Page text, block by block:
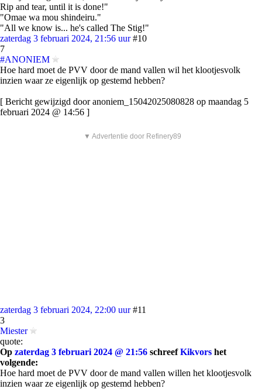
Rip and tear, until it is done!"
"Omae wa mou shindeiru."
"All we know is... he's called The Stig!"
zaterdag 3 februari 2024, 21:56 uur #10
7
#ANONIEM
Hoe hard moet de PVV door de mand vallen wil het klootjesvolk
inzien waar ze eigenlijk op gestemd hebben?
[ Bericht gewijzigd door anoniem_15042025080828 op maandag 5
februari 2024 @ 14:56 ]
▼ Advertentie door Refinery89
zaterdag 3 februari 2024, 22:00 uur #11
3
Miester
quote:
Op zaterdag 3 februari 2024 @ 21:56 schreefKikvors het
volgende:
Hoe hard moet de PVV door de mand vallen willen het klootjesvolk
inzien waar ze eigenlijk op gestemd hebben?